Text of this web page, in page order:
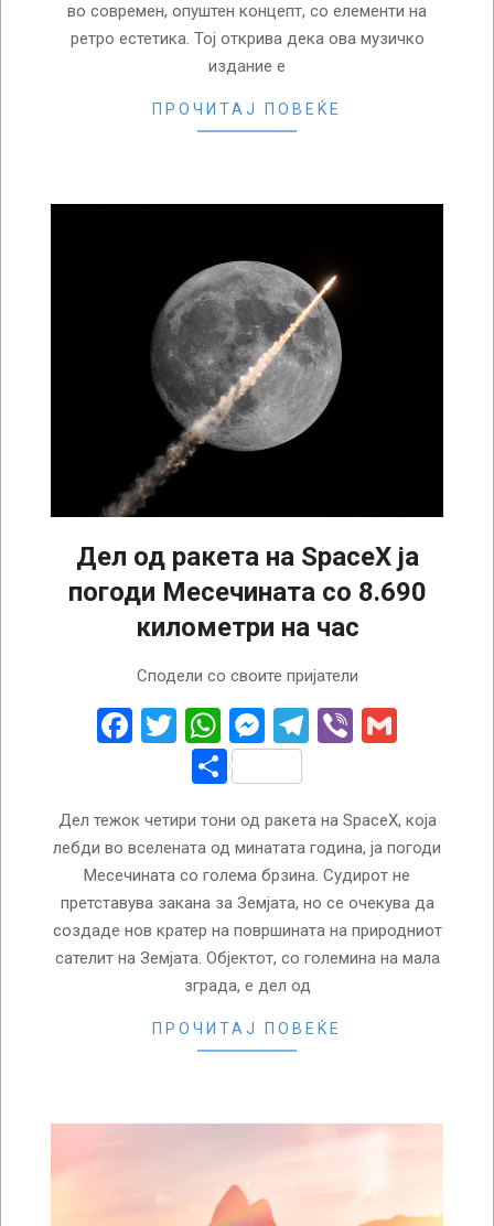
во современ, опуштен концепт, со елементи на
ретро естетика. Тој открива дека ова музичко
издание е
ПРОЧИТАЈ ПОВЕЌЕ
Дел од ракета на SpaceX ја
погоди Месечината со 8.690
километри на час
Сподели со своите пријатели
Facebook
Twitter
WhatsApp
Messenger
Telegram
Viber
Share
Дел тежок четири тони од ракета на SpaceX, која
лебди во вселената од минатата година, ја погоди
Месечината со голема брзина. Судирот не
претставува закана за Земјата, но се очекува да
создаде нов кратер на површината на природниот
сателит на Земјата. Објектот, со големина на мала
зграда, е дел од
ПРОЧИТАЈ ПОВЕЌЕ